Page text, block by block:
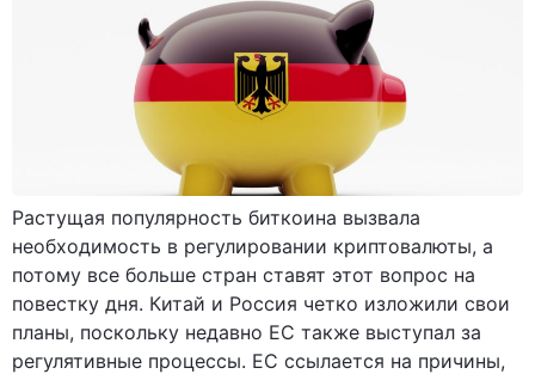
Растущая популярность биткоина вызвала
необходимость в регулировании криптовалюты, а
потому все больше стран ставят этот вопрос на
повестку дня. Китай и Россия четко изложили свои
планы, поскольку недавно ЕС также выступал за
регулятивные процессы. ЕС ссылается на причины,